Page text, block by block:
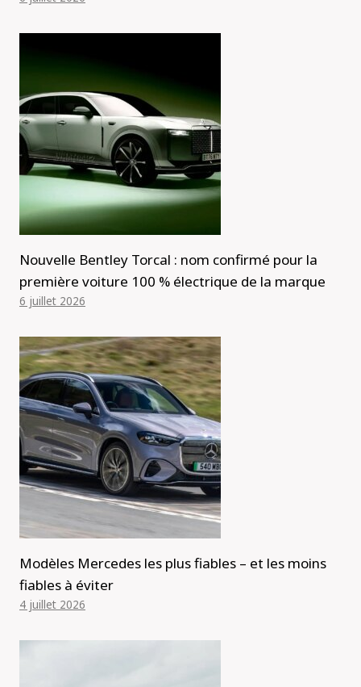
Nouvelle Bentley Torcal : nom confirmé pour la
première voiture 100 % électrique de la marque
6 juillet 2026
Modèles Mercedes les plus fiables – et les moins
fiables à éviter
4 juillet 2026